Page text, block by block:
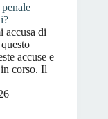
accusa di
accuse e
corso. Il